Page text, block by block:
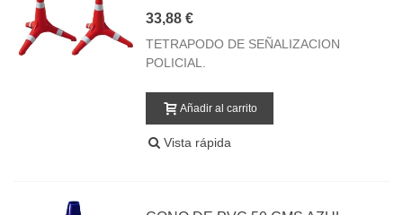
33,88 €
TETRAPODO DE SEÑALIZACION
POLICIAL.
Añadir al carrito
Vista rápida